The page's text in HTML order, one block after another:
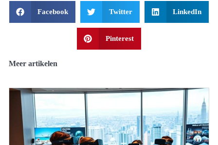
Facebook Twitter LinkedIn
Pinterest
Meer artikelen